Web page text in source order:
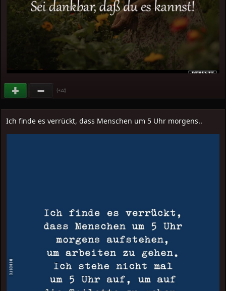
(+22)
Ich finde es verrückt, dass Menschen um 5 Uhr morgens..